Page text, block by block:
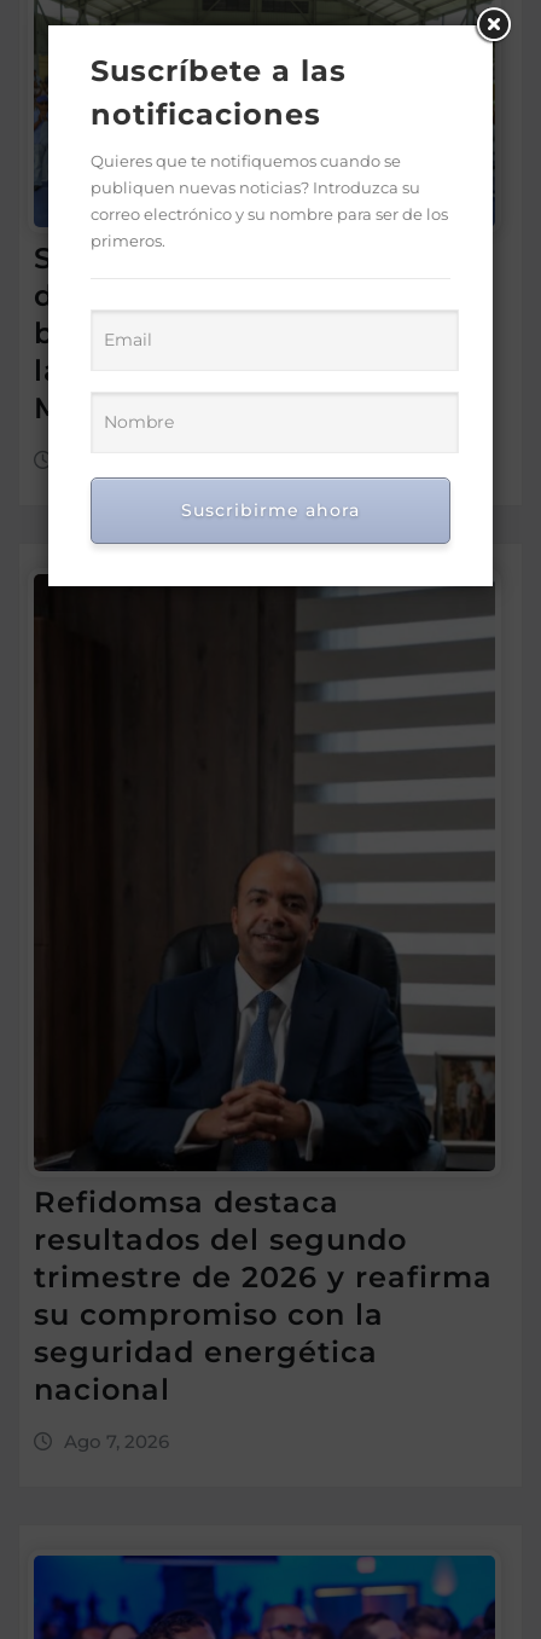
Supérate promueve el
diálogo con familias
beneficiarias para fortalecer
la protección social en Hato
Mayor
Refidomsa destaca
resultados del segundo
trimestre de 2026 y reafirma
su compromiso con la
seguridad energética
nacional
Ago 7, 2026
Suscríbete a las
notificaciones
Quieres que te notifiquemos cuando se
publiquen nuevas noticias? Introduzca su
correo electrónico y su nombre para ser de los
primeros.
Suscribirme ahora